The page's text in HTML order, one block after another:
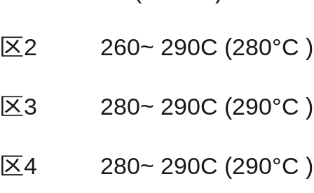
区2 260~ 290C (280°C )
区3 280~ 290C (290°C )
区4 280~ 290C (290°C )